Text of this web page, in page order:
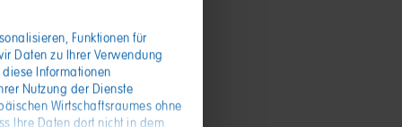
Funktionen für
Daten zu Ihrer Verwendung
Informationen
Nutzung der Dienste
Wirtschaftsraumes ohne
Ihre Daten dort nicht in dem